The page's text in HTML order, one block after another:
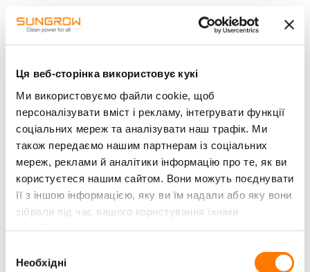
Ця веб-сторінка використовує кукі
Ми використовуємо файли cookie, щоб
персоналізувати вміст і рекламу, інтегрувати функції
соціальних мереж та аналізувати наш трафік. Ми
також передаємо нашим партнерам із соціальних
мереж, реклами й аналітики інформацію про те, як ви
користуєтеся нашим сайтом. Вони можуть поєднувати
її з іншою інформацією, яку ви їм надали або яку вони
зібрали під час вашого користування їхніми
згоди
Необхідні
СИСТЕМА ЗБЕРІГАННЯ
АКСЕСУАРИ & МОНІТОРИНГ
Моніторинг
Аксесуари
ЕЛЕКТРИЧНИЙ ЗАРЯДНИЙ ПРИСТРІЙ ДЛЯ
АВТОМОБІЛІВ
Електричний зарядний
Інвертор & Booster Floating платформа